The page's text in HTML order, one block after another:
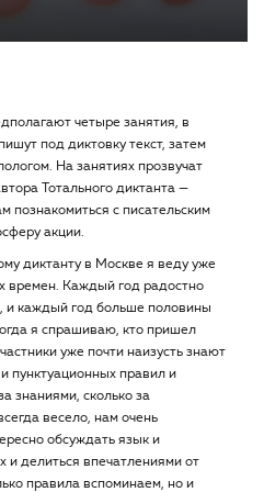
четыре занятия, в
под диктовку текст, затем
На занятиях прозвучат
Тотального диктанта —
познакомиться с писательским
акции.
диктанту в Москве я веду уже
времен. Каждый год радостно
и каждый год больше половины
я спрашиваю, кто пришел
уже почти наизусть знают
пунктуационных правил и
знаниями, сколько за
весело, нам очень
обсуждать язык и
и делиться впечатлениями от
правила вспоминаем, но и